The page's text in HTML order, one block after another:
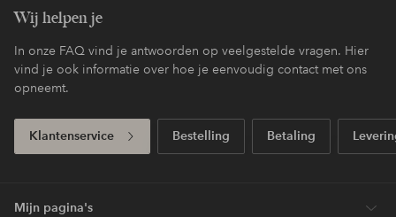
Wij helpen je
In onze FAQ vind je antwoorden op veelgestelde vragen. Hier
vind je ook informatie over hoe je eenvoudig contact met ons
opneemt.
Klantenservice Bestelling Betaling
Mijn pagina's